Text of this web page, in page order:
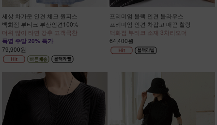
세상 차가운 인견 체크 원피스
백화점 부티크 부산인견100%
더위 많이 타면 강추 고객극찬
폭염 주말 20% 특가
79,900원
프리미엄 블랙 인견 블라우스
프리미엄 인견 차갑고 매끈 찰랑
백화점 부티크 소재 3차리오더
64,400원